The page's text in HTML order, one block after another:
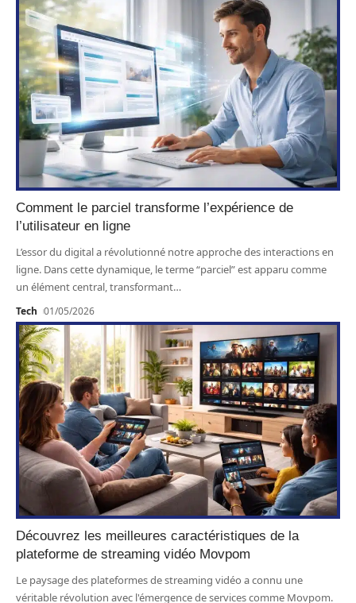
Comment le parciel transforme l’expérience de
l’utilisateur en ligne
L’essor du digital a révolutionné notre approche des interactions en
ligne. Dans cette dynamique, le terme “parciel” est apparu comme
un élément central, transformant…
Tech 01/05/2026
Découvrez les meilleures caractéristiques de la
plateforme de streaming vidéo Movpom
Le paysage des plateformes de streaming vidéo a connu une
véritable révolution avec l'émergence de services comme Movpom.